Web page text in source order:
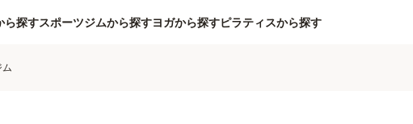
ら探すスポーツジムから探すヨガから探すピラティスから探す